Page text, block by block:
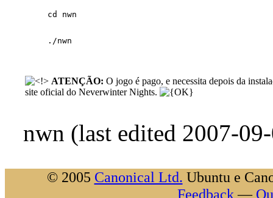
ATENÇÃO: O jogo é pago, e necessita depois da
site oficial do Neverwinter Nights.
nwn (last edited 2007-
© 2005 Canonical Ltd. Ubuntu e
Feedback—